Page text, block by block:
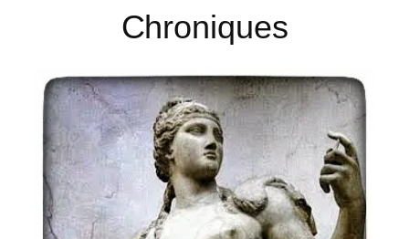
Chroniques